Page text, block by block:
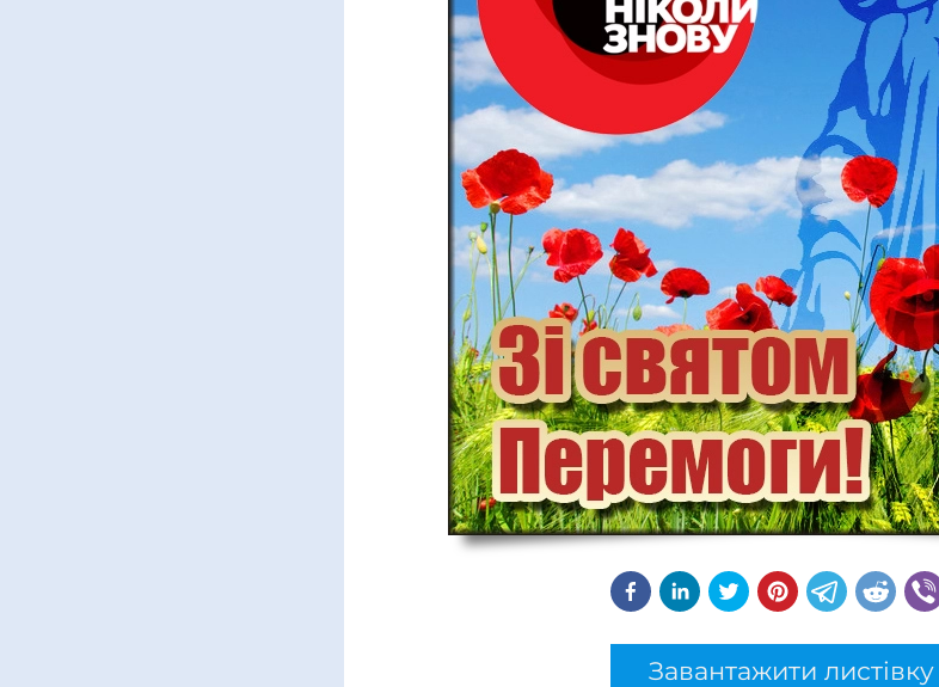
Завантажити листівку